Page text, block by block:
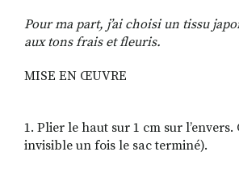
Pour ma part, j’ai choisi un tissu
aux tons frais et fleuris.
MISE EN ŒUVRE
1. Plier le haut sur 1 cm sur
invisible un fois le sac terminé).